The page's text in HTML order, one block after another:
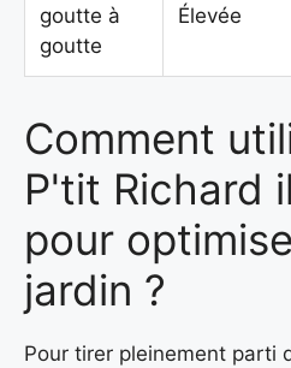
goutte à
goutte
Élevée
Comment
P'tit Richard
pour
jardin ?
Pour tirer pleinement parti